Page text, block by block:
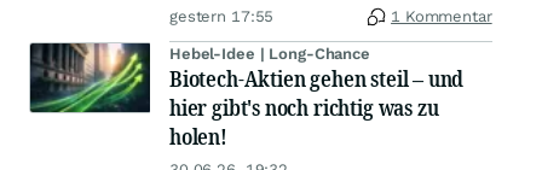
gestern 17:55 1 Kommentar
Hebel-Idee | Long-Chance
Biotech-Aktien gehen steil – und
hier gibt's noch richtig was zu
holen!